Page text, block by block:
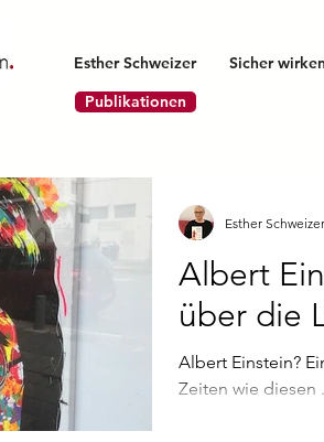
Esther Schweizer Sicher
Publikationen
Albert
über die
Albert Einstein?
Zeiten wie diesen
Esther Schweizer